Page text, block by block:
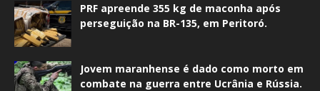
PRF apreende 355 kg de maconha após
perseguição na BR-135, em Peritoró.
Jovem maranhense é dado como morto em
combate na guerra entre Ucrânia e Rússia.